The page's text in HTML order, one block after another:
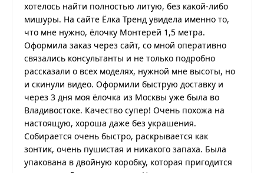
хотелось найти полностью литую, без какой-либо
мишуры. На сайте Ёлка Тренд увидела именно то,
что мне нужно, ёлочку Монтерей 1,5 метра.
Оформила заказ через сайт, со мной оперативно
связались консультанты и не только подробно
рассказали о всех моделях, нужной мне высоты, но
и скинули видео. Оформили быструю доставку и
через 3 дня моя ёлочка из Москвы уже была во
Владивостоке. Качество супер! Очень похожа на
настоящую, хороша даже без украшения.
Собирается очень быстро, раскрывается как
зонтик, очень пушистая и никакого запаха. Была
упакована в двойную коробку, которая пригодится